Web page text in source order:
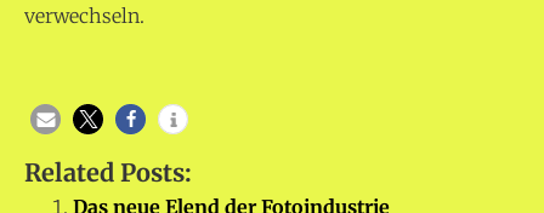
verwechseln.
Related Posts:
Das neue Elend der Fotoindustrie